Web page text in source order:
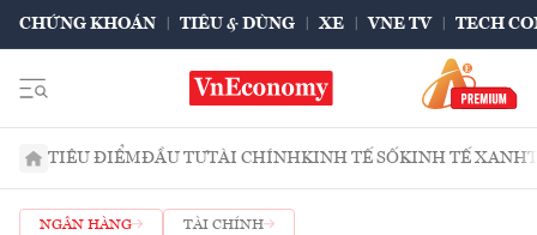
CHỨNG KHOÁN TIÊU & DÙNG XE VNE TV TECH
TIÊU ĐIỂMĐẦU TƯTÀI CHÍNHKINH TẾ SỐKINH TẾ XANH
NGÂN HÀNG TÀI CHÍNH